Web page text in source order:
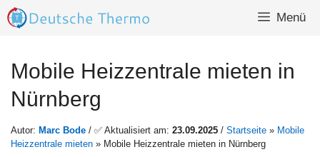
Zum
Inhalt
Menü
Mobile Heizzentrale mieten in
Nürnberg
Autor: Marc Bode / ✅ Aktualisiert am: 23.09.2025 / Startseite » Mobile
Heizzentrale mieten » Mobile Heizzentrale mieten in Nürnberg